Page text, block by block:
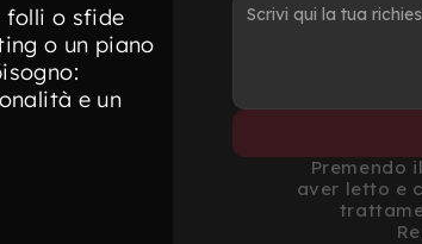
folli o sfide
o un piano
e un
Premendo
aver letto e